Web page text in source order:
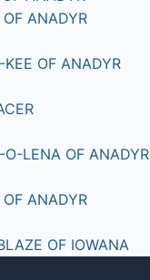
ANADYR
OF ANADYR
LENA OF ANADYR
ANADYR
OF IOWANA